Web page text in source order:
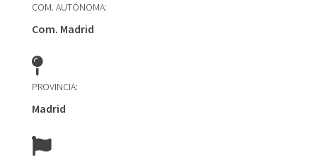
COM. AUTÓNOMA:
Com. Madrid
PROVINCIA:
Madrid